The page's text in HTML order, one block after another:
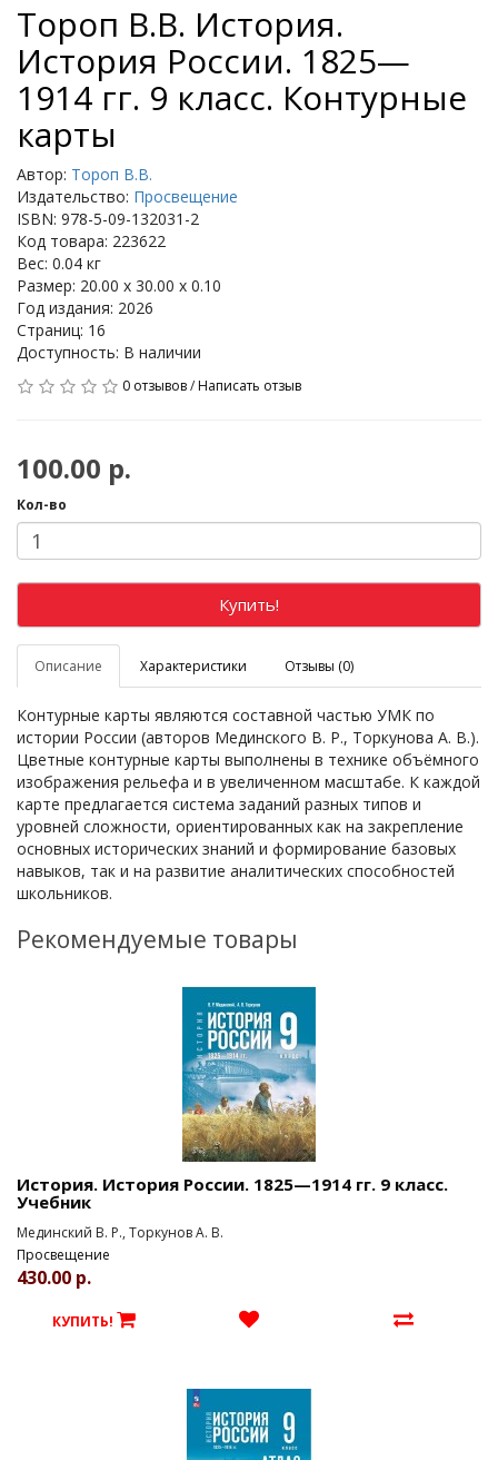
Тороп В.В. История.
История России. 1825—
1914 гг. 9 класс. Контурные
карты
Автор: Тороп В.В.
Издательство: Просвещение
ISBN: 978-5-09-132031-2
Код товара: 223622
Вес: 0.04 кг
Размер: 20.00 x 30.00 x 0.10
Год издания: 2026
Страниц: 16
Доступность: В наличии
0 отзывов/Написать отзыв
100.00 р.
Кол-во
Купить!
Описание Характеристики Отзывы (0)
Контурные карты являются составной частью УМК по
истории России (авторов Мединского В. Р., Торкунова А. В.).
Цветные контурные карты выполнены в технике объёмного
изображения рельефа и в увеличенном масштабе. К каждой
карте предлагается система заданий разных типов и
уровней сложности, ориентированных как на закрепление
основных исторических знаний и формирование базовых
навыков, так и на развитие аналитических способностей
школьников.
Рекомендуемые товары
История. История России. 1825—1914 гг. 9 класс.
Учебник
Мединский В. Р., Торкунов А. В.
Просвещение
430.00 р.
КУПИТЬ!